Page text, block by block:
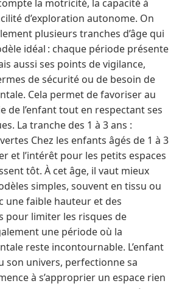
la motricité, la capacité à
d’exploration autonome. On
plusieurs tranches d’âge qui
idéal : chaque période présente
aussi ses points de vigilance,
de sécurité ou de besoin de
Cela permet de favoriser au
de l’enfant tout en respectant ses
La tranche des 1 à 3 ans :
Chez les enfants âgés de 1 à 3
et l’intérêt pour les petits espaces
tôt. À cet âge, il vaut mieux
simples, souvent en tissu ou
une faible hauteur et des
pour limiter les risques de
une période où la
reste incontournable. L’enfant
son univers, perfectionne sa
à s’approprier un espace rien